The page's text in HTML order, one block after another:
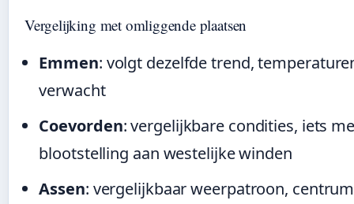
Vergelijking met omliggende plaatsen
Emmen: volgt dezelfde trend,
verwacht
Coevorden: vergelijkbare condities, iets
blootstelling aan westelijke winden
Assen: vergelijkbaar weerpatroon,